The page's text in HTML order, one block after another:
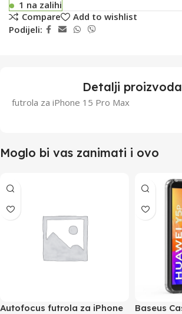
1 na zalihi
Compare
Add to wishlist
Podijeli:
Detalji proizvoda
futrola za iPhone 15 Pro Max
Moglo bi vas zanimati i ovo
Autofocus futrola za iPhone
Baseus